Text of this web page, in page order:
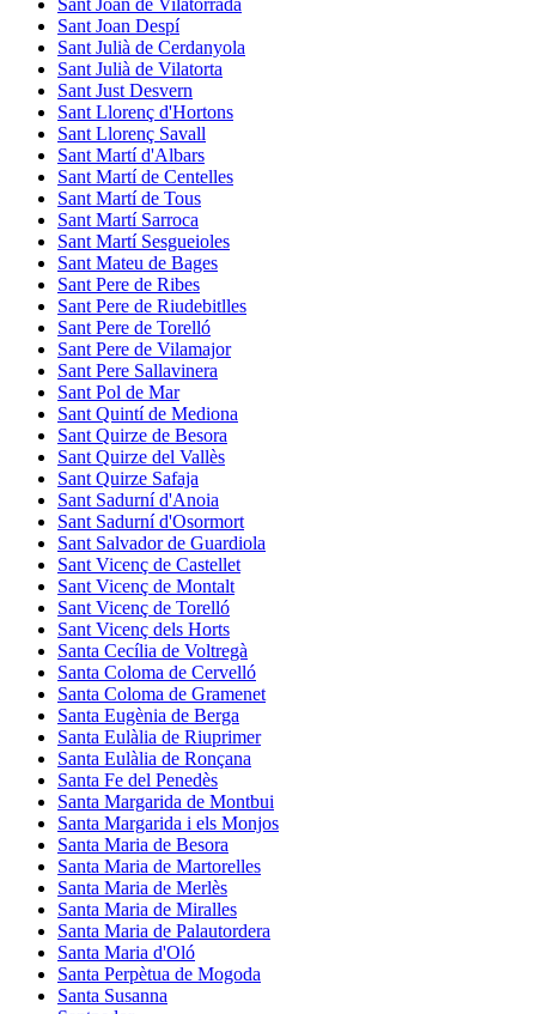
Sant Joan Despí
Sant Julià de Cerdanyola
Sant Julià de Vilatorta
Sant Just Desvern
Sant Llorenç d'Hortons
Sant Llorenç Savall
Sant Martí d'Albars
Sant Martí de Centelles
Sant Martí de Tous
Sant Martí Sarroca
Sant Martí Sesgueioles
Sant Mateu de Bages
Sant Pere de Ribes
Sant Pere de Riudebitlles
Sant Pere de Torelló
Sant Pere de Vilamajor
Sant Pere Sallavinera
Sant Pol de Mar
Sant Quintí de Mediona
Sant Quirze de Besora
Sant Quirze del Vallès
Sant Quirze Safaja
Sant Sadurní d'Anoia
Sant Sadurní d'Osormort
Sant Salvador de Guardiola
Sant Vicenç de Castellet
Sant Vicenç de Montalt
Sant Vicenç de Torelló
Sant Vicenç dels Horts
Santa Cecília de Voltregà
Santa Coloma de Cervelló
Santa Coloma de Gramenet
Santa Eugènia de Berga
Santa Eulàlia de Riuprimer
Santa Eulàlia de Ronçana
Santa Fe del Penedès
Santa Margarida de Montbui
Santa Margarida i els Monjos
Santa Maria de Besora
Santa Maria de Martorelles
Santa Maria de Merlès
Santa Maria de Miralles
Santa Maria de Palautordera
Santa Maria d'Oló
Santa Perpètua de Mogoda
Santa Susanna